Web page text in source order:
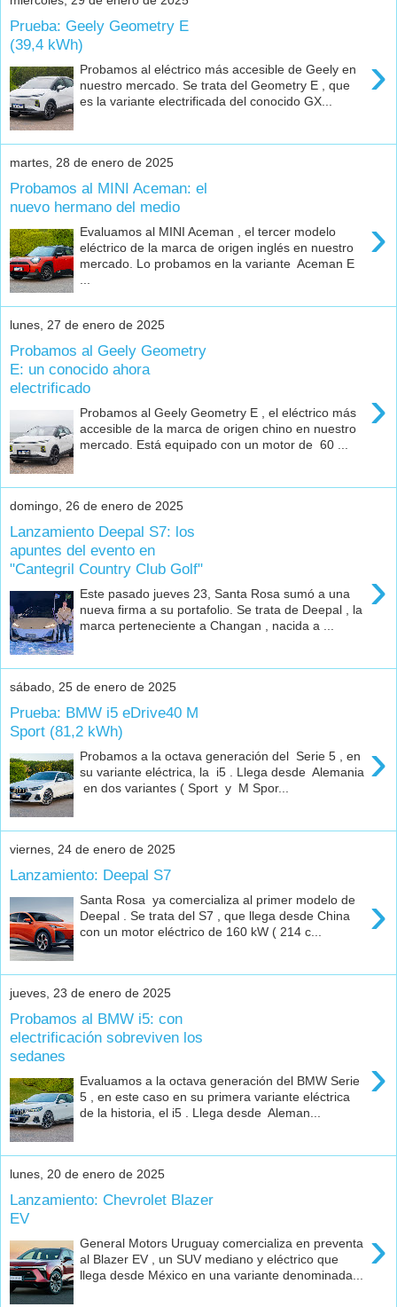
Prueba: Geely Geometry E
(39,4 kWh)
›
Probamos al eléctrico más accesible de Geely en
nuestro mercado. Se trata del Geometry E , que
es la variante electrificada del conocido GX...
martes, 28 de enero de 2025
Probamos al MINI Aceman: el
nuevo hermano del medio
›
Evaluamos al MINI Aceman , el tercer modelo
eléctrico de la marca de origen inglés en nuestro
mercado. Lo probamos en la variante Aceman E
...
lunes, 27 de enero de 2025
Probamos al Geely Geometry
E: un conocido ahora
electrificado
›
Probamos al Geely Geometry E , el eléctrico más
accesible de la marca de origen chino en nuestro
mercado. Está equipado con un motor de 60 ...
domingo, 26 de enero de 2025
Lanzamiento Deepal S7: los
apuntes del evento en
"Cantegril Country Club Golf"
›
Este pasado jueves 23, Santa Rosa sumó a una
nueva firma a su portafolio. Se trata de Deepal , la
marca perteneciente a Changan , nacida a ...
sábado, 25 de enero de 2025
Prueba: BMW i5 eDrive40 M
Sport (81,2 kWh)
›
Probamos a la octava generación del Serie 5 , en
su variante eléctrica, la i5 . Llega desde Alemania
en dos variantes ( Sport y M Spor...
viernes, 24 de enero de 2025
Lanzamiento: Deepal S7
›
Santa Rosa ya comercializa al primer modelo de
Deepal . Se trata del S7 , que llega desde China
con un motor eléctrico de 160 kW ( 214 c...
jueves, 23 de enero de 2025
Probamos al BMW i5: con
electrificación sobreviven los
sedanes
›
Evaluamos a la octava generación del BMW Serie
5 , en este caso en su primera variante eléctrica
de la historia, el i5 . Llega desde Aleman...
lunes, 20 de enero de 2025
Lanzamiento: Chevrolet Blazer
EV
›
General Motors Uruguay comercializa en preventa
al Blazer EV , un SUV mediano y eléctrico que
llega desde México en una variante denominada...